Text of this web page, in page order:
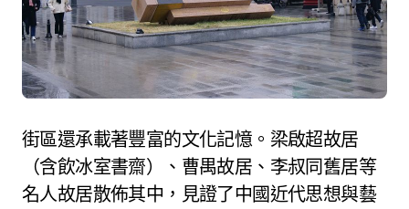
街區還承載著豐富的文化記憶。梁啟超故居
（含飲冰室書齋）、曹禺故居、李叔同舊居等
名人故居散佈其中，見證了中國近代思想與藝